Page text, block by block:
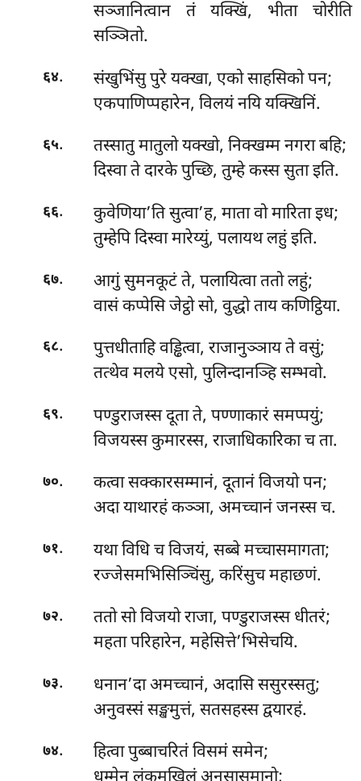
सञ्जानित्वान तं यक्खिं, भीता चोरीति
सञ्ञितो.
६४.
संखुभिंसु पुरे यक्खा, एको साहसिको पन;
एकपाणिप्पहारेन, विलयं नयि यक्खिनिं.
६५.
तस्सातु मातुलो यक्खो, निक्खम्म नगरा बहि;
दिस्वा ते दारके पुच्छि, तुम्हे कस्स सुता इति.
६६.
कुवेणिया’ति सुत्वा’ह, माता वो मारिता इध;
तुम्हेपि दिस्वा मारेय्युं, पलायथ लहुं इति.
६७.
आगुं सुमनकूटं ते, पलायित्वा ततो लहुं;
वासं कप्पेसि जेट्ठो सो, वुद्धो ताय कणिट्ठिया.
६८. पुत्तधीताहिवड्ढित्वा, राजानुञ्ञाय ते वसुं;
तत्थेव मलये एसो, पुलिन्दानञ्हि सम्भवो.
६९.
पण्डुराजस्स दूता ते, पण्णाकारं समप्पयुं;
विजयस्स कुमारस्स, राजाधिकारिका च ता.
७०.
कत्वा सक्कारसम्मानं, दूतानं विजयो पन;
अदा याथारहं कञ्ञा, अमच्चानं जनस्स च.
७१.
यथा विधि च विजयं, सब्बे मच्चासमागता;
रज्जेसमभिसिञ्चिंसु, करिंसुच महाछणं.
७२.
ततो सो विजयो राजा, पण्डुराजस्स धीतरं;
महता परिहारेन, महेसित्ते’भिसेचयि.
७३.
धनान’दा अमच्चानं, अदासि ससुरस्सतु;
अनुवस्सं सङ्खमुत्तं, सतसहस्स द्वयारहं.
७४.
हित्वा पुब्बाचरितं विसमं समेन;